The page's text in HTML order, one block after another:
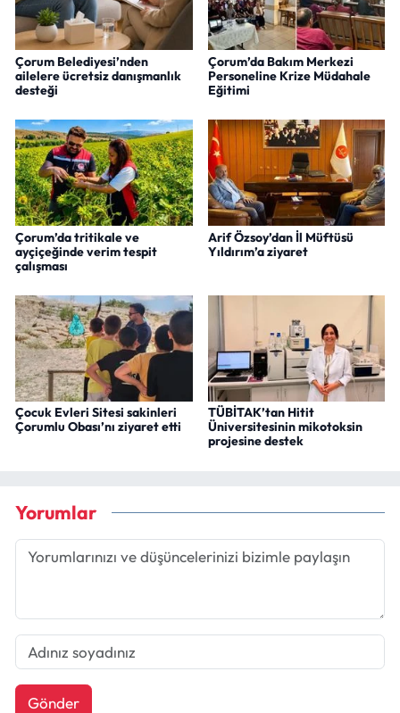
Çorum Belediyesi’nden
ailelere ücretsiz danışmanlık
desteği
Çorum’da Bakım Merkezi
Personeline Krize Müdahale
Eğitimi
Çorum’da tritikale ve
ayçiçeğinde verim tespit
çalışması
Arif Özsoy’dan İl Müftüsü
Yıldırım’a ziyaret
Çocuk Evleri Sitesi sakinleri
Çorumlu Obası’nı ziyaret etti
TÜBİTAK’tan Hitit
Üniversitesinin mikotoksin
projesine destek
Yorumlar
Gönder